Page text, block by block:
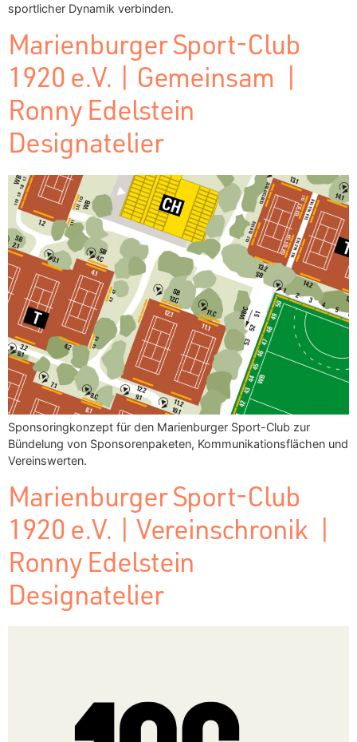
sportlicher Dynamik verbinden.
Marienburger Sport-Club
1920 e.V. | Gemeinsam |
Ronny Edelstein
Designatelier
Sponsoringkonzept für den Marienburger Sport-Club zur
Bündelung von Sponsorenpaketen, Kommunikationsflächen und
Vereinswerten.
Marienburger Sport-Club
1920 e.V. | Vereinschronik |
Ronny Edelstein
Designatelier